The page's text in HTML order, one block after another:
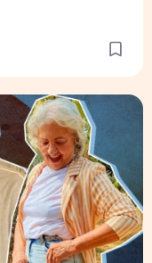
da terceira idade